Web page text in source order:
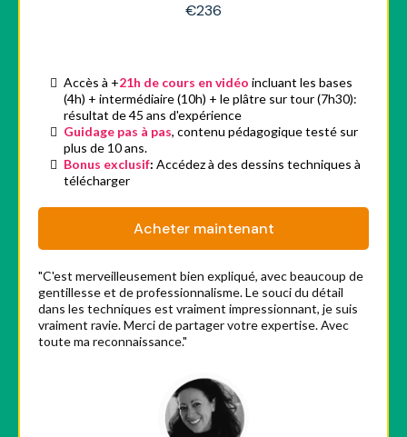
€236
Accès à +21h de cours en vidéo incluant les bases
(4h) + intermédiaire (10h) + le plâtre sur tour (7h30):
résultat de 45 ans d'expérience
Guidage pas à pas, contenu pédagogique testé sur
plus de 10 ans.
Bonus exclusif: Accédez à des dessins techniques à
télécharger
Acheter maintenant
"C'est merveilleusement bien expliqué, avec beaucoup de
gentillesse et de professionnalisme. Le souci du détail
dans les techniques est vraiment impressionnant, je suis
vraiment ravie. Merci de partager votre expertise. Avec
toute ma reconnaissance."